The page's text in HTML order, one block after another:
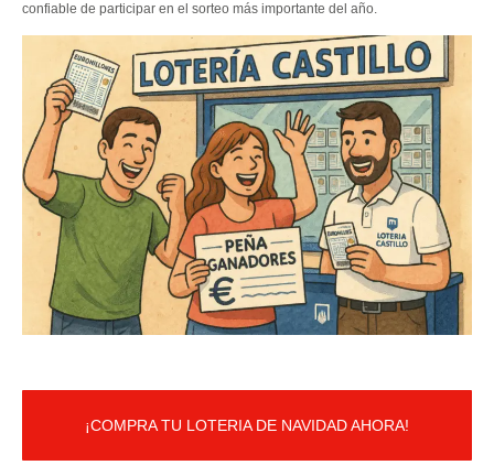
confiable de participar en el sorteo más importante del año.
¡COMPRA TU LOTERIA DE NAVIDAD AHORA!